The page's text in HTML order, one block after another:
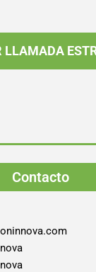
LLAMADA
Contacto